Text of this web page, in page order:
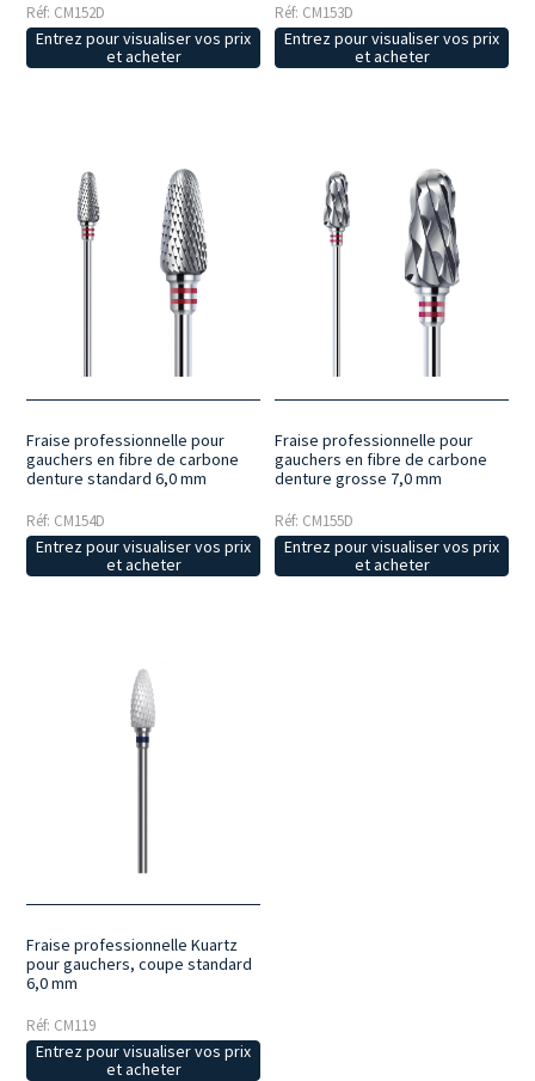
Réf: CM152D
Entrez pour visualiser vos prix
et acheter
Réf: CM153D
Entrez pour visualiser vos prix
et acheter
Fraise professionnelle pour
gauchers en fibre de carbone
denture standard 6,0 mm
Réf: CM154D
Entrez pour visualiser vos prix
et acheter
Fraise professionnelle pour
gauchers en fibre de carbone
denture grosse 7,0 mm
Réf: CM155D
Entrez pour visualiser vos prix
et acheter
Fraise professionnelle Kuartz
pour gauchers, coupe standard
6,0 mm
Réf: CM119
Entrez pour visualiser vos prix
et acheter